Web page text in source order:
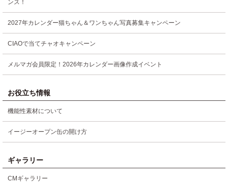
ンス！
2027年カレンダー猫ちゃん＆ワンちゃん写真募集キャンペーン
CIAOで当てチャオキャンペーン
メルマガ会員限定！2026年カレンダー画像作成イベント
お役立ち情報
機能性素材について
イージーオープン缶の開け方
ギャラリー
CMギャラリー